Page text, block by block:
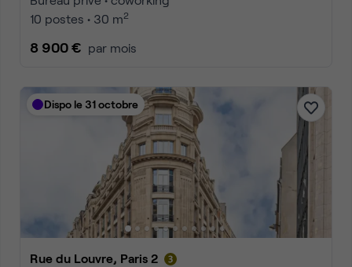
10 postes • 30 m2
8 900 € par mois
Dispo le 31 octobre
Rue du Louvre, Paris 2